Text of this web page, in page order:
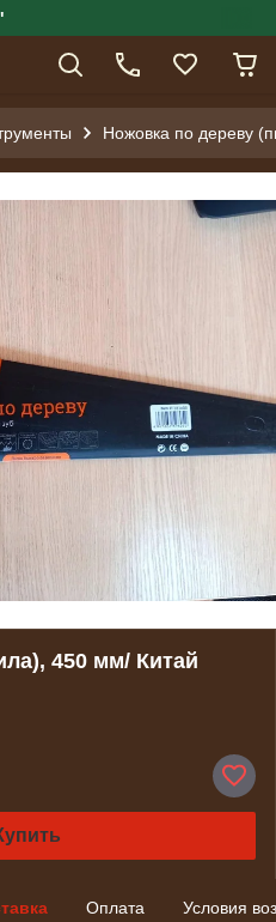
Ножовка по дереву
450 мм/ Китай
Оплата Условия